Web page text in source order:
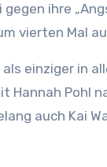
ihre
vierten Mal
einziger in
Hannah Pohl
auch Kai